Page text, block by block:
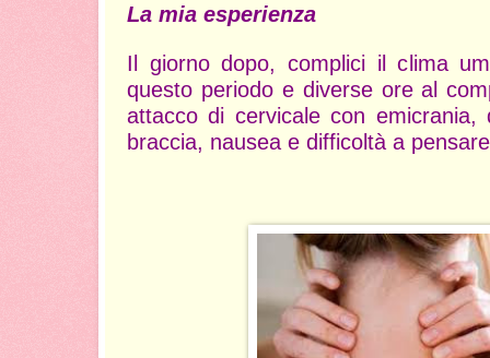
La mia esperienza
Il giorno dopo, complici il clima
questo periodo e diverse ore al
attacco di cervicale con emicrania,
braccia, nausea e difficoltà a